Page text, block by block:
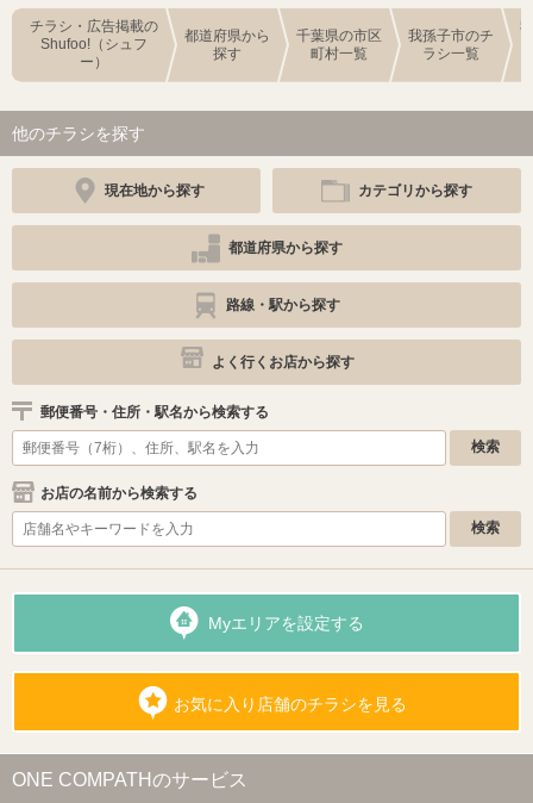
チラシ・広告掲載の
Shufoo!（シュフ
ー）
都道府県から
探す
千葉県の市区
町村一覧
我孫子市のチ
ラシ一覧
他のチラシを探す
現在地から探す カテゴリから探す
都道府県から探す
路線・駅から探す
よく行くお店から探す
郵便番号・住所・駅名から検索する
お店の名前から検索する
Myエリアを設定する
お気に入り店舗のチラシを見る
ONE COMPATHのサービス